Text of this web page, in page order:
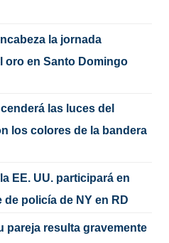
la jornada
oro en Santo Domingo
las luces del
los colores de la bandera
EE. UU. participará en
policía de NY en RD
pareja resulta gravemente